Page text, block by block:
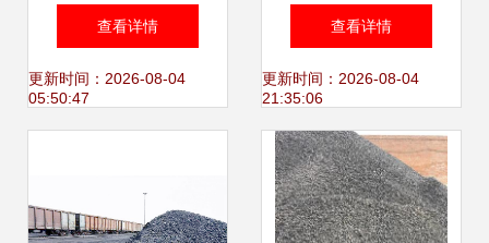
矿事故敲响警钟，
国家煤监局强调严
查看详情
更新时间：2026-08-04
05:50:47
业绩同比大幅改
善，高景气度延续
下的机遇与挑战
查看详情
更新时间：2026-08-04
21:35:06